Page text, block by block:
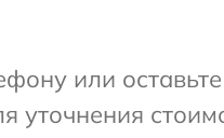
или
уточнения